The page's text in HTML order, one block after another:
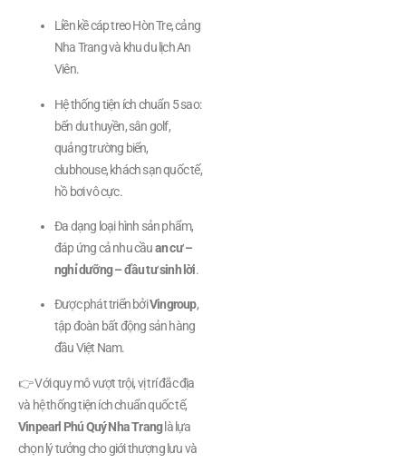
Liền kề cáp treo Hòn Tre, cảng
Nha Trang và khu du lịch An
Viên.
Hệ thống tiện ích chuẩn 5 sao:
bến du thuyền, sân golf,
quảng trường biển,
clubhouse, khách sạn quốc tế,
hồ bơi vô cực.
Đa dạng loại hình sản phẩm,
đáp ứng cả nhu cầuan cư –
nghỉ dưỡng – đầu tư sinh lời.
Được phát triển bởiVingroup,
tập đoàn bất động sản hàng
đầu Việt Nam.
👉 Với quy mô vượt trội, vị trí đắc địa
và hệ thống tiện ích chuẩn quốc tế,
Vinpearl Phú Quý Nha Tranglà lựa
chọn lý tưởng cho giới thượng lưu và